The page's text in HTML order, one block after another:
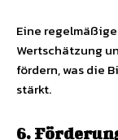
Eine
Wertschätzung
fördern, was die
stärkt.
6.